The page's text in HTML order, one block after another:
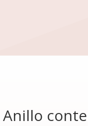
Anillo